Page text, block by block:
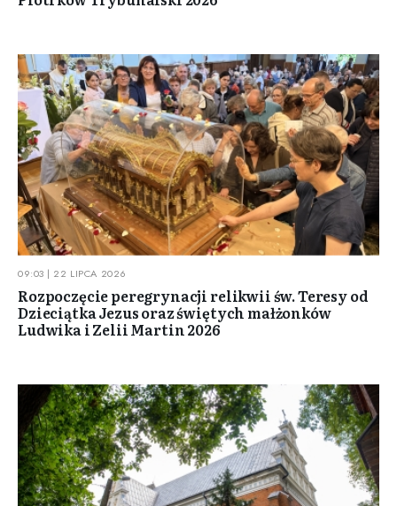
09:03 | 22 LIPCA 2026
Rozpoczęcie peregrynacji relikwii św. Teresy od
Dzieciątka Jezus oraz świętych małżonków
Ludwika i Zelii Martin 2026